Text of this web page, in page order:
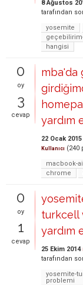
8 Ağustos
tarafından
yosemite
hangisi
0
oy
3
cevap
mba'da
yardım
22 Ocak 2015
Kullanıcı (240
macbook-
chrome
0
oy
1
cevap
turkcell
yardım
25 Ekim 2014
tarafından
yosemite-
problemi